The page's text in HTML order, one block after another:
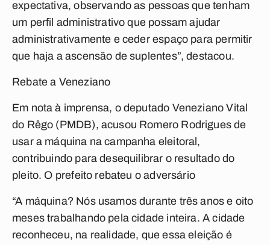
expectativa, observando as pessoas que tenham
um perfil administrativo que possam ajudar
administrativamente e ceder espaço para permitir
que haja a ascensão de suplentes”, destacou.
Rebate a Veneziano
Em nota à imprensa, o deputado Veneziano Vital
do Rêgo (PMDB), acusou Romero Rodrigues de
usar a máquina na campanha eleitoral,
contribuindo para desequilibrar o resultado do
pleito. O prefeito rebateu o adversário
“A máquina? Nós usamos durante três anos e oito
meses trabalhando pela cidade inteira. A cidade
reconheceu, na realidade, que essa eleição é